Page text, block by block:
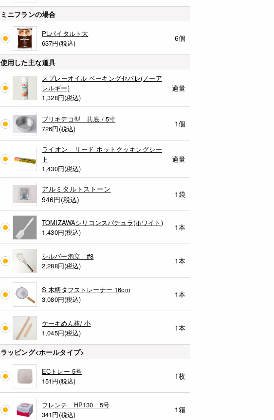
ミニフランの場合
PLパイタルト大
637円(税込)
6個
使用した主な道具
スプレーオイル ベーキングセパレ(ノーア
レルギー)
1,328円(税込)
適量
ブリキデコ型 共底 / 5寸
726円(税込)
1個
ライオン リード ホットクッキングシー
ト
1,430円(税込)
適量
アルミタルトストーン
946円(税込)
1袋
TOMIZAWAシリコンスパチュラ(ホワイト)
1,430円(税込)
1本
シルバー泡立 #8
2,288円(税込)
1本
S 木柄タフストレーナー 16cm
3,080円(税込)
1本
ケーキめん棒/ 小
1,045円(税込)
1本
ラッピング<ホールタイプ>
ECトレー 5号
151円(税込)
1枚
フレンチ HP130 5号
341円(税込)
1箱